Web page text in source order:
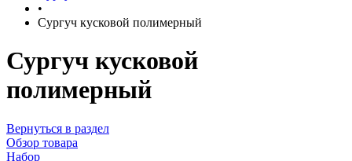
•
Сургуч кусковой полимерный
Сургуч кусковой
полимерный
Вернуться в раздел
Обзор товара
Набор